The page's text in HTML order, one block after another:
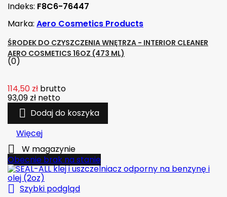
Indeks: F8C6-76447
Marka: Aero Cosmetics Products
ŚRODEK DO CZYSZCZENIA WNĘTRZA - INTERIOR CLEANER
AERO COSMETICS 16OZ (473 ML)
(0)
114,50 zł brutto
93,09 zł netto
 Dodaj do koszyka
Więcej

W magazynie
Obecnie brak na stanie
 Szybki podgląd